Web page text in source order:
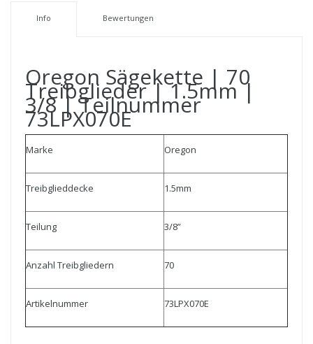
Info Bewertungen
Oregon Sägekette | 70
Treibglieder | 1.5mm |
3/8 | Teilnummer
73LPX070E
Marke Oregon
Treibglieddecke 1.5mm
Teilung 3/8”
Anzahl Treibgliedern 70
Artikelnummer 73LPX070E